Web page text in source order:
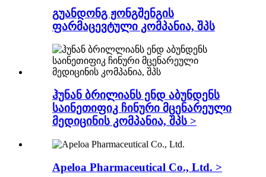
გუანდონგ ჟონგშენგის
ფარმაცევტული კომპანია, შპს
ჰუნან ბრილიანს ენდ აბუნდენს
საინეთიფიკ ჩინური მცენარეული
მედიცინის კომპანია, შპს >
Apeloa Pharmaceutical Co., Ltd. >